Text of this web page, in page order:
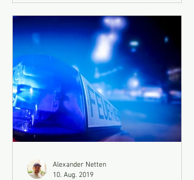
Alexander Netten
10. Aug. 2019